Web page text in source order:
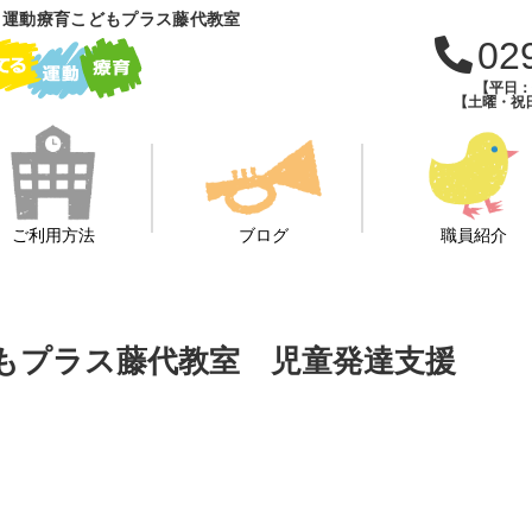
動療育こどもプラス藤代教室
【平日
【土曜・
ご利用方法 ブログ 職員紹介
プラス藤代教室 児童発達支援